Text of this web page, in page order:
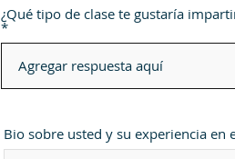
¿Qué tipo de clase te gustaría
*
Bio sobre usted y su experiencia en